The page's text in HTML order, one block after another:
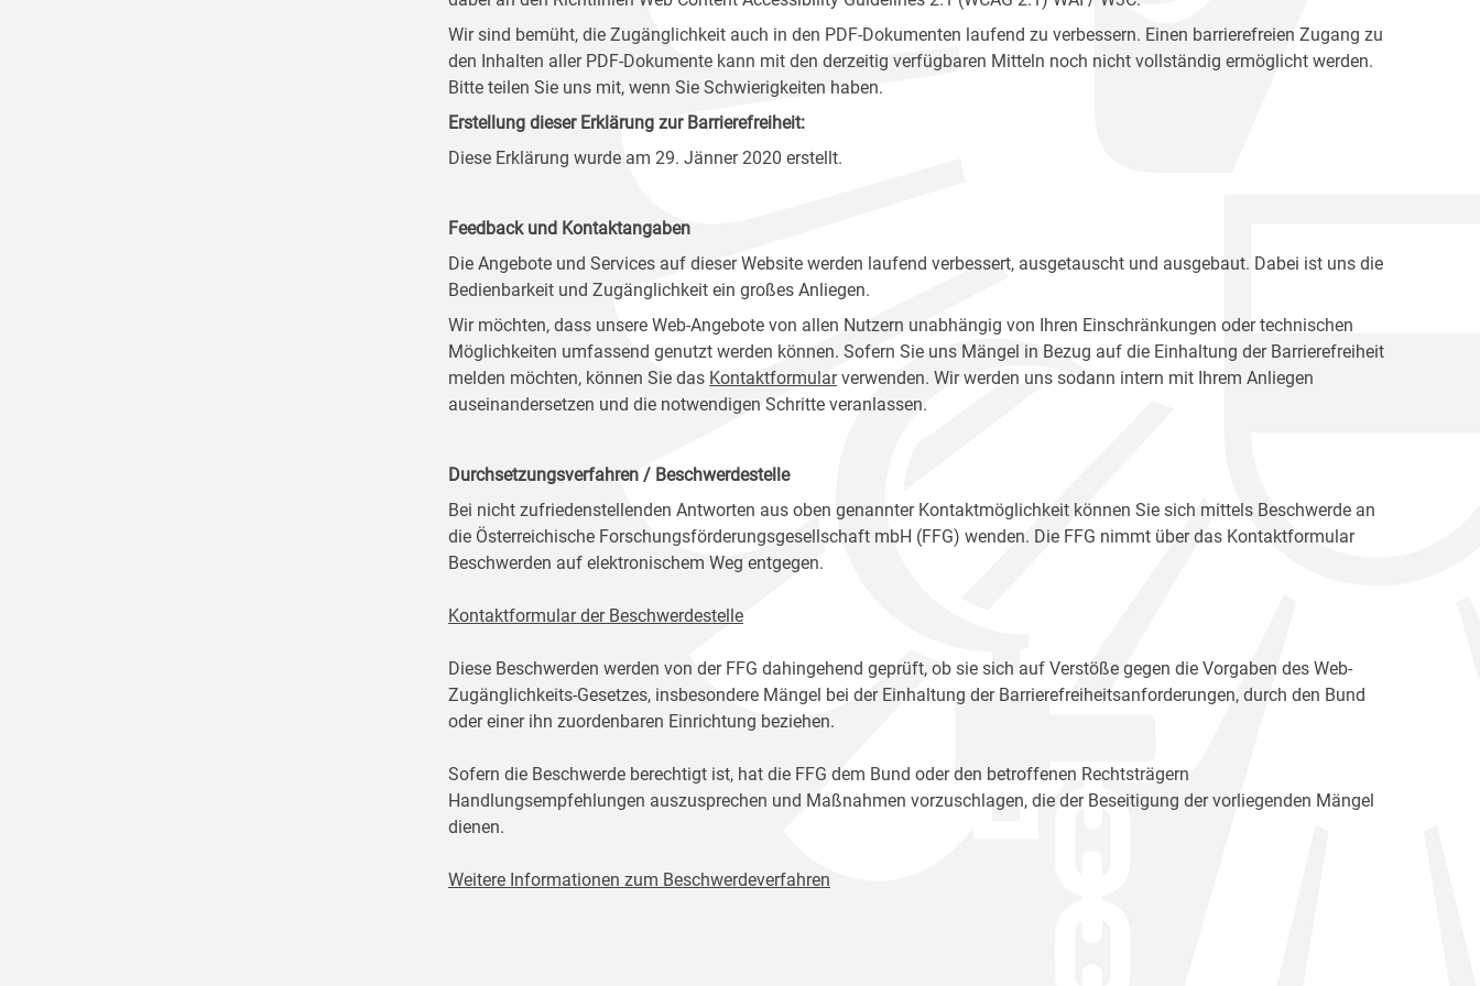
Wir sind bemüht, die Zugänglichkeit auch in den PDF-Dokumenten laufend zu verbessern. Einen barrierefreien Zugang zu
den Inhalten aller PDF-Dokumente kann mit den derzeitig verfügbaren Mitteln noch nicht vollständig ermöglicht werden.
Bitte teilen Sie uns mit, wenn Sie Schwierigkeiten haben.
Erstellung dieser Erklärung zur Barrierefreiheit:
Diese Erklärung wurde am 29. Jänner 2020 erstellt.
Feedback und Kontaktangaben
Die Angebote und Services auf dieser Website werden laufend verbessert, ausgetauscht und ausgebaut. Dabei ist uns die
Bedienbarkeit und Zugänglichkeit ein großes Anliegen.
Wir möchten, dass unsere Web-Angebote von allen Nutzern unabhängig von Ihren Einschränkungen oder technischen
Möglichkeiten umfassend genutzt werden können. Sofern Sie uns Mängel in Bezug auf die Einhaltung der Barrierefreiheit
melden möchten, können Sie das Kontaktformularverwenden. Wir werden uns sodann intern mit Ihrem Anliegen
auseinandersetzen und die notwendigen Schritte veranlassen.
Durchsetzungsverfahren / Beschwerdestelle
Bei nicht zufriedenstellenden Antworten aus oben genannter Kontaktmöglichkeit können Sie sich mittels Beschwerde an
die Österreichische Forschungsförderungsgesellschaft mbH (FFG) wenden. Die FFG nimmt über das Kontaktformular
Beschwerden auf elektronischem Weg entgegen.
Kontaktformular der Beschwerdestelle
Diese Beschwerden werden von der FFG dahingehend geprüft, ob sie sich auf Verstöße gegen die Vorgaben des Web-
Zugänglichkeits-Gesetzes, insbesondere Mängel bei der Einhaltung der Barrierefreiheitsanforderungen, durch den Bund
oder einer ihn zuordenbaren Einrichtung beziehen.
Sofern die Beschwerde berechtigt ist, hat die FFG dem Bund oder den betroffenen Rechtsträgern
Handlungsempfehlungen auszusprechen und Maßnahmen vorzuschlagen, die der Beseitigung der vorliegenden Mängel
dienen.
Weitere Informationen zum Beschwerdeverfahren